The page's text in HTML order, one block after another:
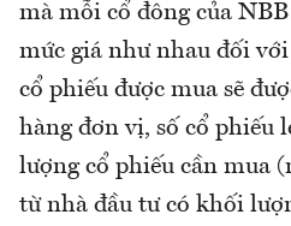
mà mỗi cổ đông của
mức giá như nhau đối với
cổ phiếu được mua sẽ
hàng đơn vị, số cổ phiếu
lượng cổ phiếu cần mua
từ nhà đầu tư có khối